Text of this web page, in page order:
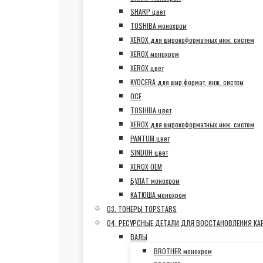
SHARP цвет
TOSHIBA монохром
XEROX для широкоформатных инж. систем
XEROX монохром
XEROX цвет
KYOCERA для шир.формат. инж. систем
OCE
TOSHIBA цвет
XEROX для широкоформатных инж. систем
PANTUM цвет
SINDOH цвет
XEROX OEM
БУЛАТ монохром
КАТЮША монохром
03. ТОНЕРЫ TOPSTARS
04. РЕСУРСНЫЕ ДЕТАЛИ ДЛЯ ВОССТАНОВЛЕНИЯ
ВАЛЫ
BROTHER монохром